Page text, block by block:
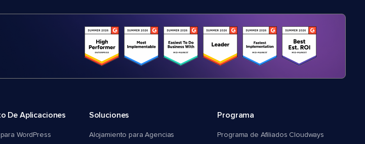
De Aplicaciones
WordPress
Soluciones
Alojamiento para Agencias
Programa
Programa de Afiliados Cloudways